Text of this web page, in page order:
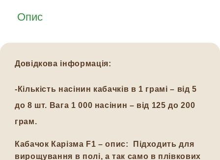
Опис
Довідкова інформація:
-Кількість насінин кабачків в 1 грамі – від 5
до 8 шт. Вага 1 000 насінин – від 125 до 200
грам.
Кабачок Карізма F1 – опис: П ідходить для
вирощування в полі, а так само в плівкових